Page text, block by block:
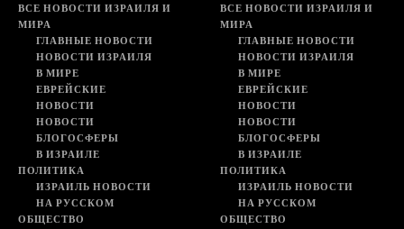
ВСЕ НОВОСТИ ИЗРАИЛЯ И
МИРА
ГЛАВНЫЕ НОВОСТИ
НОВОСТИ ИЗРАИЛЯ
В МИРЕ
ЕВРЕЙСКИЕ
НОВОСТИ
НОВОСТИ
БЛОГОСФЕРЫ
В ИЗРАИЛЕ
ПОЛИТИКА
ИЗРАИЛЬ НОВОСТИ
НА РУССКОМ
ОБЩЕСТВО
ВСЕ НОВОСТИ ИЗРАИЛЯ И
МИРА
ГЛАВНЫЕ НОВОСТИ
НОВОСТИ ИЗРАИЛЯ
В МИРЕ
ЕВРЕЙСКИЕ
НОВОСТИ
НОВОСТИ
БЛОГОСФЕРЫ
В ИЗРАИЛЕ
ПОЛИТИКА
ИЗРАИЛЬ НОВОСТИ
НА РУССКОМ
ОБЩЕСТВО